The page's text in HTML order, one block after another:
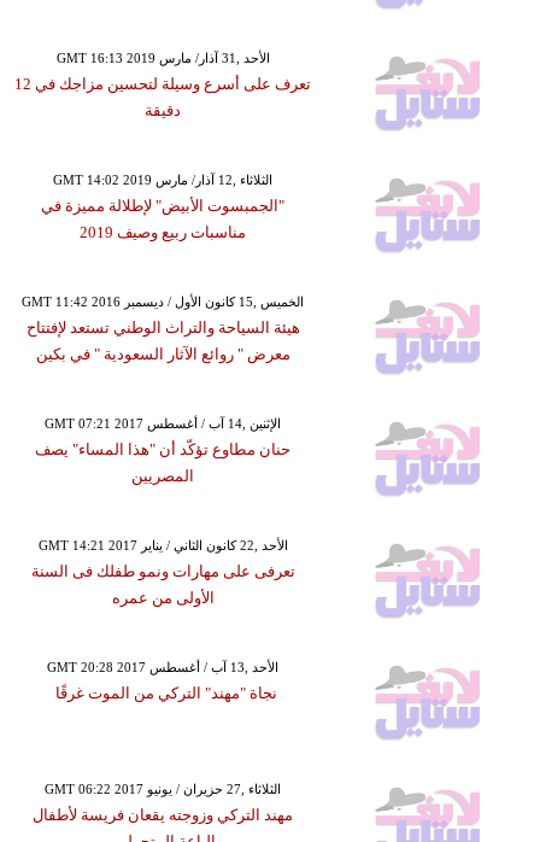
GMT 16:13 2019 الأحد ,31 آذار/ مارس
تعرف على أسرع وسيلة لتحسين مزاجك في 12
دقيقة
GMT 14:02 2019 الثلاثاء ,12 آذار/ مارس
"الجمبسوت الأبيض" لإطلالة مميزة في
مناسبات ربيع وصيف 2019
GMT 11:42 2016 الخميس ,15 كانون الأول / ديسمبر
هيئة السياحة والتراث الوطني تستعد لإفتتاح
معرض " روائع الآثار السعودية " في بكين
GMT 07:21 2017 الإثنين ,14 آب / أغسطس
حنان مطاوع تؤكّد أن "هذا المساء" يصف
المصريين
GMT 14:21 2017 الأحد ,22 كانون الثاني / يناير
تعرفى على مهارات ونمو طفلك فى السنة
الأولى من عمره
GMT 20:28 2017 الأحد ,13 آب / أغسطس
نجاة "مهند" التركي من الموت غرقًا
GMT 06:22 2017 الثلاثاء ,27 حزيران / يونيو
مهند التركي وزوجته يقعان فريسة لأطفال